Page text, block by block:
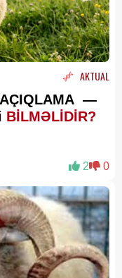
AKTUAL
AÇIQLAMA —
BİLMƏLİDİR?
2 0